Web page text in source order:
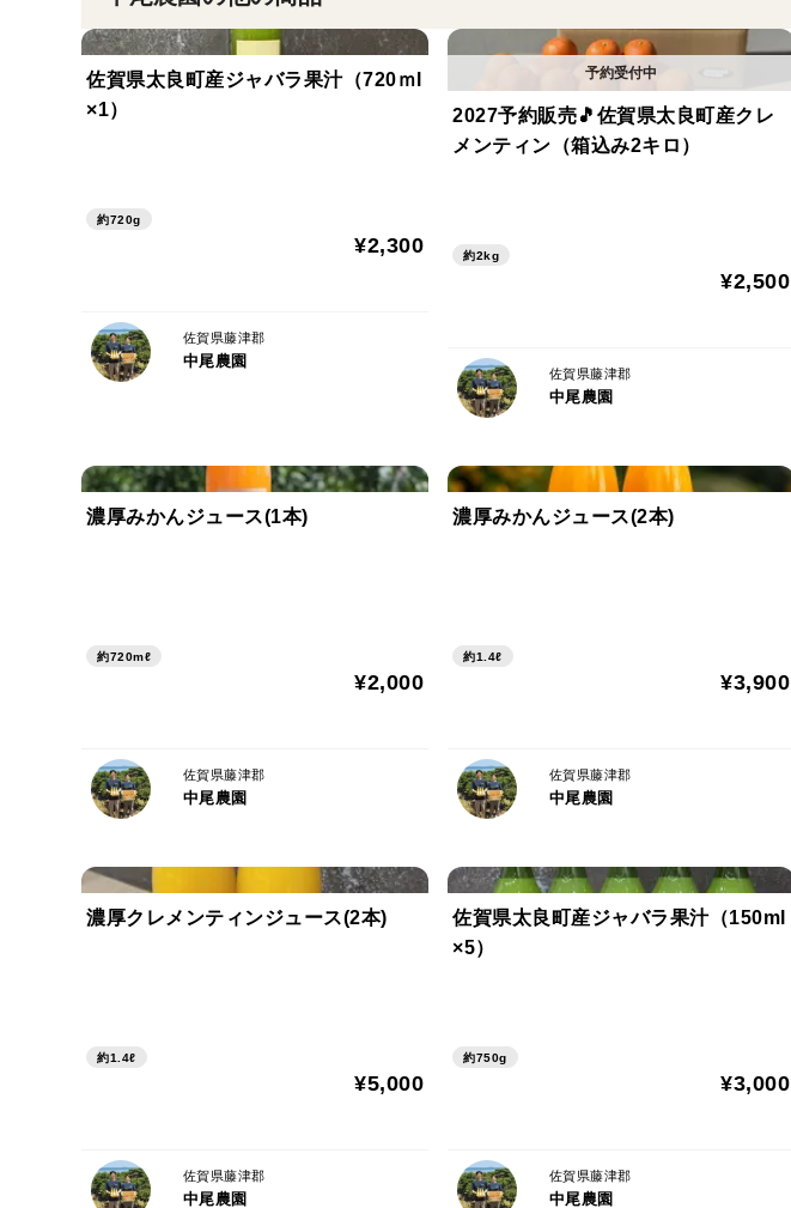
佐賀県太良町産ジャバラ果汁（720ｍl
×1）
約720g
¥2,300
佐賀県藤津郡
中尾農園
2027予約販売🎵佐賀県太良町産クレ
メンティン（箱込み2キロ）
約2kg
¥2,500
佐賀県藤津郡
中尾農園
濃厚みかんジュース(1本)
約720mℓ
¥2,000
佐賀県藤津郡
中尾農園
濃厚みかんジュース(2本)
約1.4ℓ
¥3,900
佐賀県藤津郡
中尾農園
濃厚クレメンティンジュース(2本)
約1.4ℓ
¥5,000
佐賀県藤津郡
中尾農園
佐賀県太良町産ジャバラ果汁（150ml
×5）
約750g
¥3,000
佐賀県藤津郡
中尾農園